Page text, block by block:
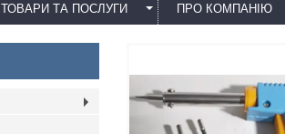
ТОВАРИ ТА ПОСЛУГИ ПРО КОМПАНІЮ